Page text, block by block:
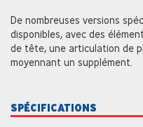
De nombreuses versions
disponibles, avec des
de tête, une articulation de
moyennant un supplément.
SPÉCIFICATIONS